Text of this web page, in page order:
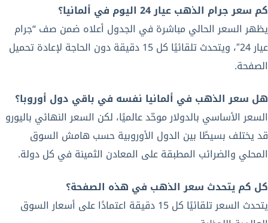
كم سعر جرام الذهب عيار 24 اليوم في ألمانيا؟
يظهر السعر الحالي مباشرة في الجدول أعلاه ضمن صف “جرام
عيار 24″، ويتحدث تلقائيًا كل 15 دقيقة دون الحاجة لإعادة تحميل
الصفحة.
هل سعر الذهب في ألمانيا نفسه في باقي دول أوروبا؟
السعر الأساسي بالدولار موحّد عالميًا، لكن السعر النهائي باليورو
قد يختلف بسيطًا بين الدول الأوروبية حسب هامش السوق
المحلي والضرائب المطبقة على المعادن الثمينة في كل دولة.
كل كم يتحدث سعر الذهب في هذه الصفحة؟
يتحدث السعر تلقائيًا كل 15 دقيقة اعتمادًا على أسعار السوق